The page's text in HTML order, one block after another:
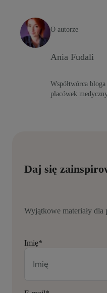
O autorze
Ania Fudali
Współtwórca
placówek
Daj się
Wyjątkowe materiały
Imię*